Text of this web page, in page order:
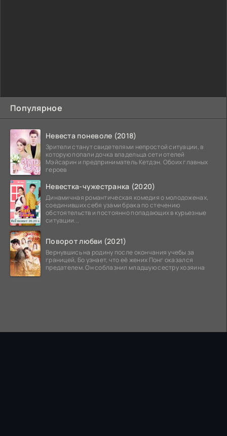
Популярное
Невеста поневоле (2018)
Зрители станут свидетелями непростой ситуации, в
которую попали дочка владельца сети отелей
Мэйсарин и предприниматель Кетдэн. Обоих главных
героев
Невестка-чужестранка (2020)
Динамичная романтическая комедия о молодоженах,
соединивших себя узами брака по стечению
обстоятельств и постоянно попадающих в курьезные
ситуации...
Поворот любви (2021)
Вернувшись на родину после окончания учебы за
границей, Бо узнает, что её жених Понг оказался
предателем. Он соблазнил младшую сестру хозяина